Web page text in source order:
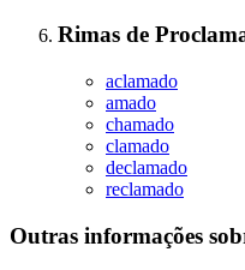
Rimas de
aclamado
amado
chamado
clamado
declamado
reclamado
Outras informações